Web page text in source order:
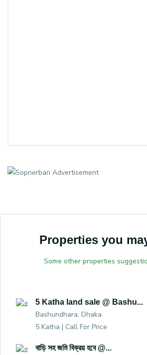
Properties you
Some other properties
5 Katha land sale @ Bashu...
Bashundhara, Dhaka
5 Katha | Call For Price
বাড়ি সহ জমি বিক্রয় হবে @...